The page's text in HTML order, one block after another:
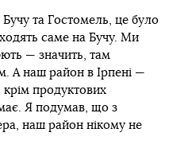
та Гостомель, це було
саме на Бучу. Ми
— значить, там
А наш район в Ірпені —
продуктових
Я подумав, що з
наш район нікому не